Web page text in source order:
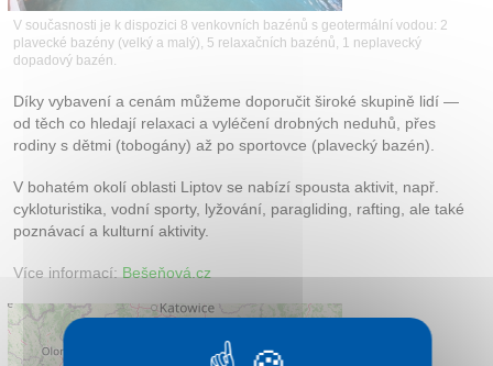
V současnosti je k dispozici 8 venkovních bazénů s geotermální vodou: 2
plavecké bazény (velký a malý), 5 relaxačních bazénů, 1 neplavecký
dopadový bazén.
Díky vybavení a cenám můžeme doporučit široké skupině lidí —
od těch co hledají relaxaci a vyléčení drobných neduhů, přes
rodiny s dětmi (tobogány) až po sportovce (plavecký bazén).
V bohatém okolí oblasti Liptov se nabízí spousta aktivit, např.
cykloturistika, vodní sporty, lyžování, paragliding, rafting, ale také
poznávací a kulturní aktivity.
Více informací: Bešeňová.cz